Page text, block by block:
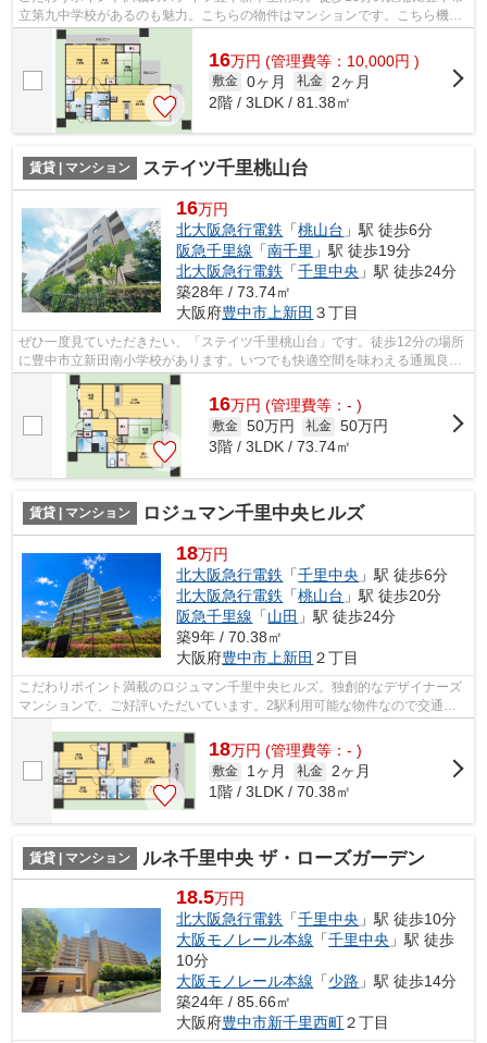
立第九中学校があるのも魅力。こちらの物件はマンションです。こちら機械
式駐車場付きのマンションです。当社...
16万円 (管理費等：10,000円 )
敷金 0ヶ月 礼金
2ヶ月
2階 / 3LDK / 81.38㎡
賃貸 | マンション ステイツ千里桃山台
16万円
北大阪急行電鉄 「桃山台 」駅 徒歩6分
阪急千里線 「南千里 」駅 徒歩19分
北大阪急行電鉄 「千里中央 」駅 徒歩24分
築28年 / 73.74㎡
大阪府豊中市 上新田 ３丁目
ぜひ一度見ていただきたい、「ステイツ千里桃山台」です。徒歩12分の場所
に豊中市立新田南小学校があります。いつでも快適空間を味わえる通風良好
な気持ちよい物件。よくお出かけをす...
16万円 (管理費等：- )
敷金 50万円 礼金 50万円
3階 / 3LDK / 73.74㎡
賃貸 | マンション ロジュマン千里中央ヒルズ
18万円
北大阪急行電鉄 「千里中央 」駅 徒歩6分
北大阪急行電鉄 「桃山台 」駅 徒歩20分
阪急千里線 「山田 」駅 徒歩24分
築9年 / 70.38㎡
大阪府豊中市 上新田 ２丁目
こだわりポイント満載のロジュマン千里中央ヒルズ。独創的なデザイナーズ
マンションで、ご好評いただいています。2駅利用可能な物件なので交通の
利便性が良いのが魅力です。15階建ての...
18万円 (管理費等：- )
敷金 1ヶ月 礼金 2ヶ月
1階 / 3LDK / 70.38㎡
賃貸 | マンション ルネ千里中央 ザ・ローズガーデン
18.5万円
北大阪急行電鉄 「千里中央 」駅 徒歩10分
大阪モノレール本線 「千里中央 」駅 徒歩
10分
大阪モノレール本線 「少路 」駅 徒歩14分
築24年 / 85.66㎡
大阪府豊中市新千里西町２丁目